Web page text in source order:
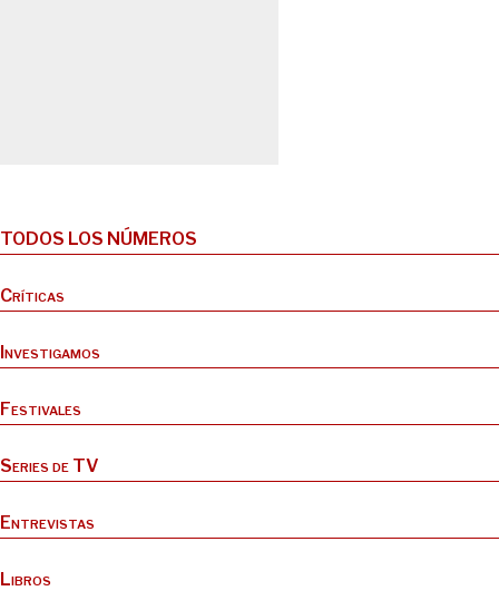
TODOS LOS NÚMEROS
Críticas
Investigamos
Festivales
Series de TV
Entrevistas
Libros